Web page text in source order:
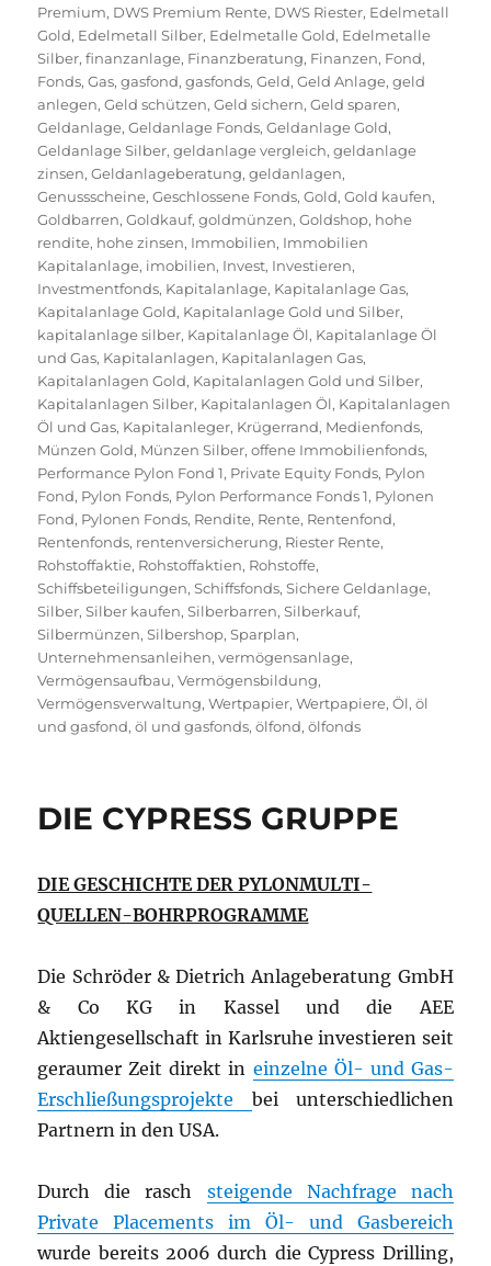
Premium, DWS Premium Rente, DWS Riester, Edelmetall
Gold, Edelmetall Silber, Edelmetalle Gold, Edelmetalle
Silber,finanzanlage, Finanzberatung, Finanzen, Fond,
Fonds,Gas,gasfond,gasfonds,Geld,Geld Anlage,geld
anlegen,Geld schützen,Geld sichern,Geld sparen,
Geldanlage,Geldanlage Fonds,Geldanlage Gold,
Geldanlage Silber,geldanlage vergleich,geldanlage
zinsen,Geldanlageberatung,geldanlagen,
Genussscheine,Geschlossene Fonds,Gold,Gold kaufen,
Goldbarren,Goldkauf,goldmünzen,Goldshop, hohe
rendite, hohe zinsen, Immobilien, Immobilien
Kapitalanlage, imobilien, Invest, Investieren,
Investmentfonds, Kapitalanlage, Kapitalanlage Gas,
Kapitalanlage Gold, Kapitalanlage Gold und Silber,
kapitalanlage silber, Kapitalanlage Öl, Kapitalanlage Öl
und Gas, Kapitalanlagen, Kapitalanlagen Gas,
Kapitalanlagen Gold, Kapitalanlagen Gold und Silber,
Kapitalanlagen Silber, Kapitalanlagen Öl, Kapitalanlagen
Öl und Gas, Kapitalanleger, Krügerrand, Medienfonds,
Münzen Gold, Münzen Silber,offene Immobilienfonds,
Performance Pylon Fond 1, Private Equity Fonds, Pylon
Fond, Pylon Fonds, Pylon Performance Fonds 1, Pylonen
Fond, Pylonen Fonds, Rendite, Rente, Rentenfond,
Rentenfonds, rentenversicherung, Riester Rente,
Rohstoffaktie, Rohstoffaktien, Rohstoffe,
Schiffsbeteiligungen,Schiffsfonds,Sichere Geldanlage,
Silber,Silber kaufen,Silberbarren,Silberkauf,
Silbermünzen,Silbershop,Sparplan,
Unternehmensanleihen,vermögensanlage,
Vermögensaufbau,Vermögensbildung,
Vermögensverwaltung,Wertpapier,Wertpapiere,Öl,öl
und gasfond,öl und gasfonds,ölfond,ölfonds
DIE CYPRESS GRUPPE
DIE GESCHICHTE DER PYLONMULTI-
QUELLEN-BOHRPROGRAMME
Die Schröder & Dietrich Anlageberatung GmbH
& Co KG in Kassel und die AEE
Aktiengesellschaft in Karlsruhe investieren seit
geraumer Zeit direkt in einzelne Öl- und Gas-
Erschließungsprojekte bei unterschiedlichen
Partnern in den USA.
Durch die rasch steigende Nachfrage nach
Private Placements im Öl- und Gasbereich
wurde bereits 2006 durch die Cypress Drilling,